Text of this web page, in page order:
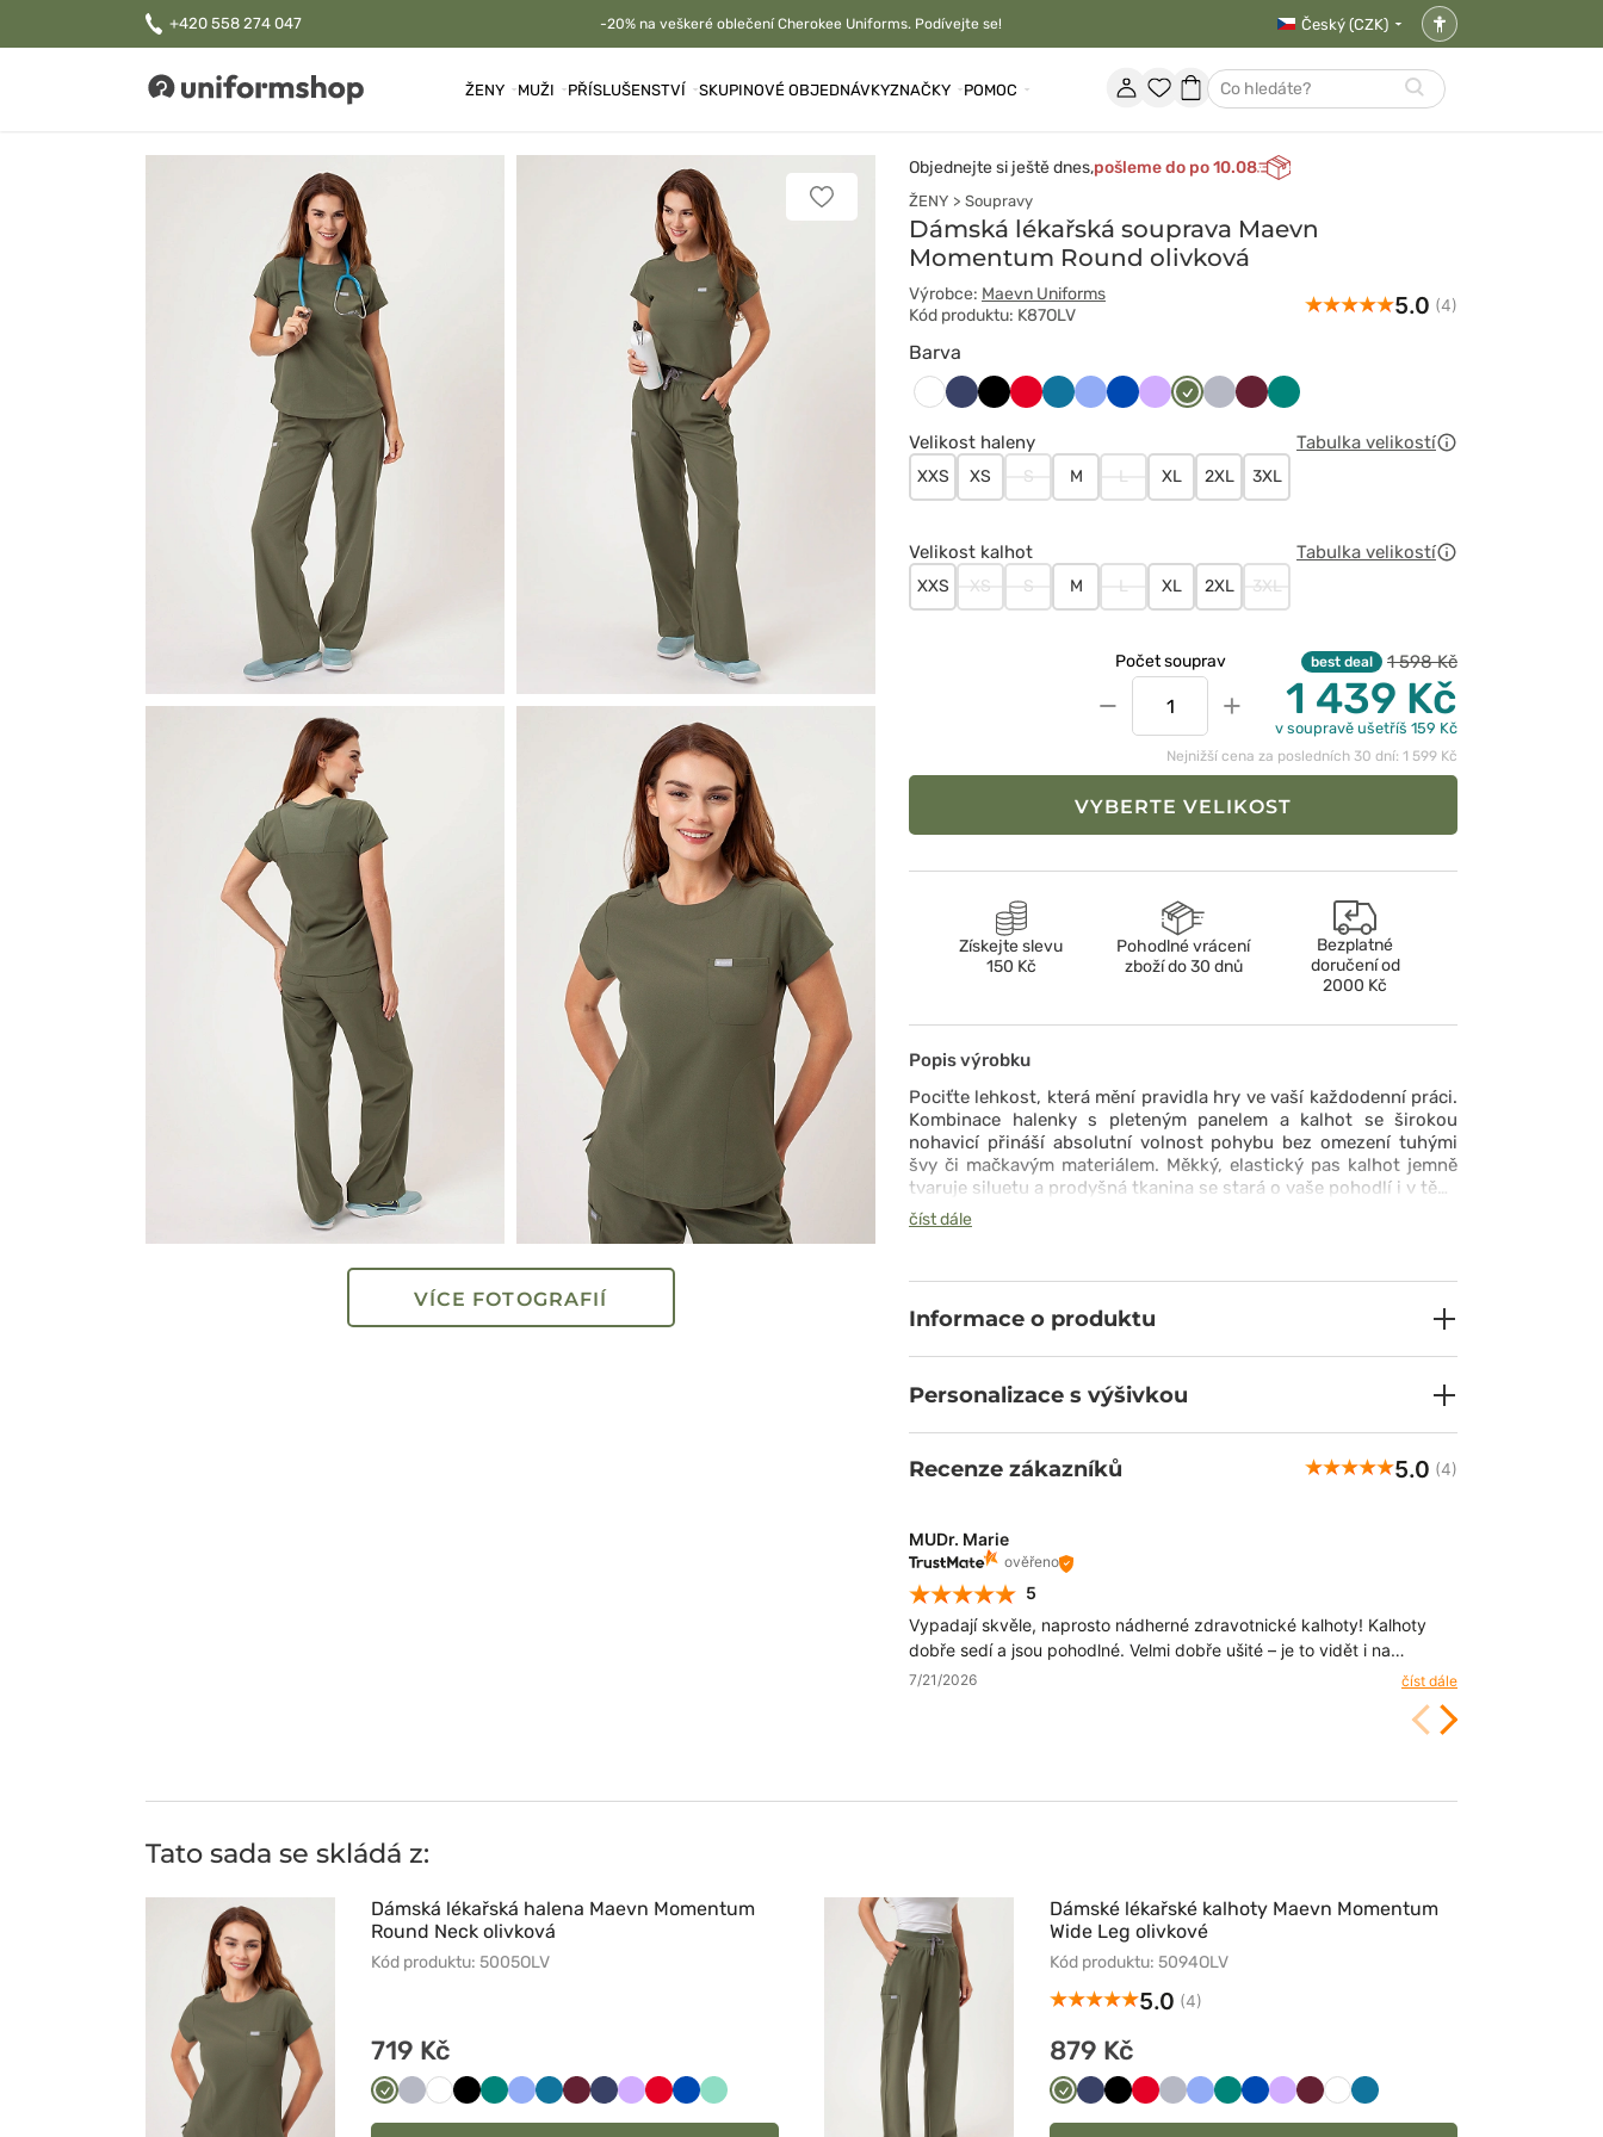
+420 558 274 047 -20% na veškeré oblečení Cherokee Uniforms. Podívejte se! Český (CZK)
Nastavení
přístupnosti
Uniformshop
ŽENY MUŽI PŘÍSLUŠENSTVÍ SKUPINOVÉ OBJEDNÁVKYZNAČKY POMOC ÚčetOblíbené
Nákupní
Hledat
Přidat
k
VÍCE FOTOGRAFIÍ
Objednejte si ještě dnes,pošleme do po 10.08
ŽENY Soupravy
Dámská lékařská souprava Maevn
Momentum Round olivková
Výrobce: Maevn Uniforms
Kód produktu: K87OLV
5.0 (4)
Barva
Biały CiemnyCzarnyCzerwony
KaraibskiKlasycznyKrólewski
Lawendowy
OliwkowyPopielatyWiśniowy
Zielony
Velikost haleny Tabulka velikostí
XXS XS S M L XL 2XL 3XL
Velikost kalhot Tabulka velikostí
XXS XS S M L XL 2XL 3XL
Počet souprav
− +
best deal 1 598 Kč
1 439 Kč
v soupravě ušetříš 159 Kč
Nejnižší cena za posledních 30 dní: 1 599 Kč
VYBERTE VELIKOST
Získejte slevu
150 Kč
Pohodlné vrácení
zboží do 30 dnů
Bezplatné
doručení od
2000 Kč
Popis výrobku
Pociťte lehkost, která mění pravidla hry ve vaší každodenní práci.
Kombinace halenky s pleteným panelem a kalhot se širokou
nohavicí přináší absolutní volnost pohybu bez omezení tuhými
švy či mačkavým materiálem. Měkký, elastický pas kalhot jemně
tvaruje siluetu a prodyšná tkanina se stará o vaše pohodlí i v těch
nejnáročnějších chvílích. To je víc než jen zdravotnické oblečení –
je to váš osobní komfort v moderním, sportovním provedení,
číst dále
Informace o produktu
Personalizace s výšivkou
Recenze zákazníků 5.0 (4)
MUDr. Marie
ověřeno
5
Vypadají skvěle, naprosto nádherné zdravotnické kalhoty! Kalhoty
dobře sedí a jsou pohodlné. Velmi dobře ušité – je to vidět i na
detailech.
7/21/2026 číst dále
Tato sada se skládá z:
Dámská lékařská halena Maevn Momentum
Round Neck olivková
Kód produktu: 5005OLV
719 Kč
Oliwkowy
Popielaty
BiałyCzarnyZielonyKlasyczny
KaraibskiWiśniowy
CiemnyLawendowy
Czerwony
Królewski
Miętowy
Dámské lékařské kalhoty Maevn Momentum
Wide Leg olivkové
Kód produktu: 5094OLV
5.0 (4)
879 Kč
Oliwkowy
CiemnyCzarnyCzerwony
Popielaty
Klasyczny
ZielonyKrólewski
Lawendowy
Wiśniowy
BiałyKaraibski